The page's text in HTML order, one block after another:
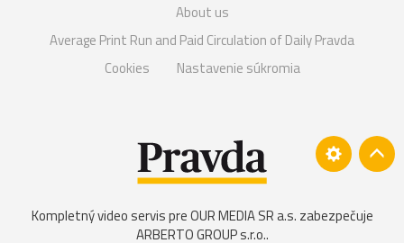
About us
Average Print Run and Paid Circulation of Daily Pravda
Cookies
Nastavenie súkromia
Kompletný video servis pre OUR MEDIA SR a.s. zabezpečuje
ARBERTO GROUP s.r.o..